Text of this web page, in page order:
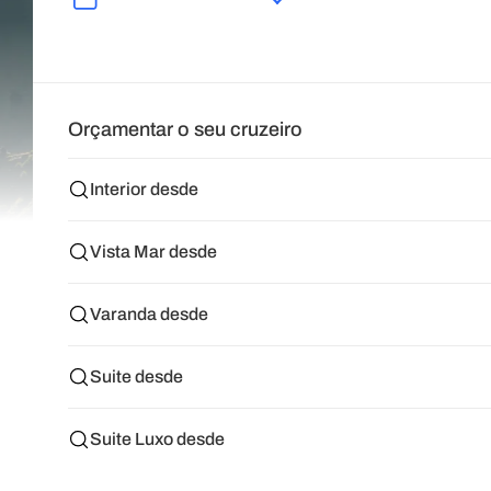
Orçamentar o seu cruzeiro
Interior desde
Vista Mar desde
Varanda desde
Suite desde
Suite Luxo desde